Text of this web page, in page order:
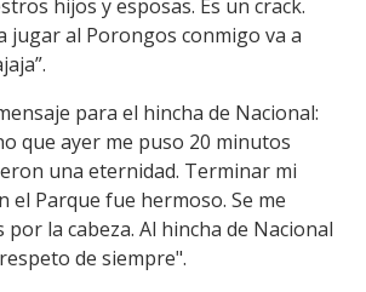
hijos y esposas. Es un crack.
jugar al Porongos conmigo va a
para el hincha de Nacional:
que ayer me puso 20 minutos
una eternidad. Terminar mi
el Parque fue hermoso. Se me
la cabeza. Al hincha de Nacional
de siempre".